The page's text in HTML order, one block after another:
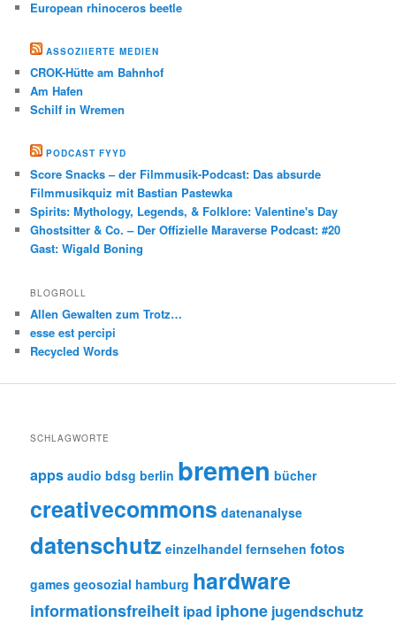
European rhinoceros beetle
ASSOZIIERTE MEDIEN
CROK-Hütte am Bahnhof
Am Hafen
Schilf in Wremen
PODCAST FYYD
Score Snacks – der Filmmusik-Podcast: Das absurde
Filmmusikquiz mit Bastian Pastewka
Spirits: Mythology, Legends, & Folklore: Valentine's Day
Ghostsitter & Co. – Der Offizielle Maraverse Podcast: #20
Gast: Wigald Boning
BLOGROLL
Allen Gewalten zum Trotz…
esse est percipi
Recycled Words
SCHLAGWORTE
apps audio bdsg berlin bremen bücher
creativecommons datenanalyse
datenschutz einzelhandel fernsehen fotos
games geosozial hamburg hardware
informationsfreiheit ipad iphone jugendschutz